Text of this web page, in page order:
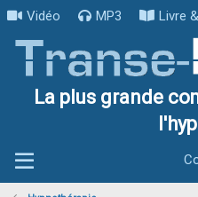
Vidéo MP3 Livre
La plus grande